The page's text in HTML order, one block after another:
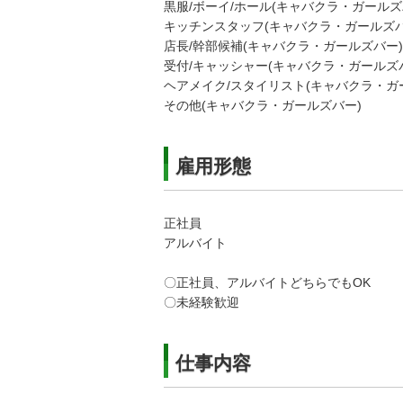
黒服/ボーイ/ホール(キャバクラ・ガール
キッチンスタッフ(キャバクラ・ガールズ
店長/幹部候補(キャバクラ・ガールズバー)
受付/キャッシャー(キャバクラ・ガールズ
ヘアメイク/スタイリスト(キャバクラ・ガ
その他(キャバクラ・ガールズバー)
雇用形態
正社員
アルバイト
〇正社員、アルバイトどちらでもOK
〇未経験歓迎
仕事内容